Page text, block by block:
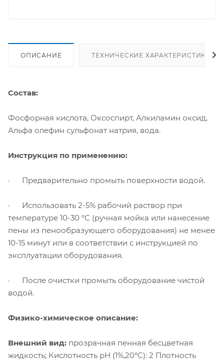
ОПИСАНИЕ ТЕХНИЧЕСКИЕ ХАРАКТЕРИСТИКИ
Состав:
Фосфорная кислота, Оксоспирт, Алкиламин оксид,
Альфа олефин сульфонат натрия, вода.
Инструкция по применению:
· Предварительно промыть поверхности водой.
· Использовать 2-5% рабочий раствор при
температуре 10-30 °С (ручная мойка или нанесение
пены из пенообразующего оборудования) не менее
10-15 минут или в соответствии с инструкцией по
эксплуатации оборудования.
· После очистки промыть оборудование чистой
водой.
Физико-химическое описание:
Внешний вид: прозрачная пенная бесцветная
жидкость; Кислотность рН (1%,20°С): 2 Плотность